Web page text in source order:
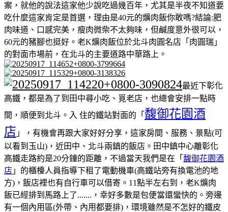
案，就他的說法這家他少說吃過幾百年，尤其是半夜不知道要
吃什麼這家肯定是首選，理由是40元的爌肉飯你敢嗎?結論:肥
肉味道、口感完美，瘦肉微柴不太夠味，但鹹度意外很可以，
60元的豬腳也挺好。老K爌肉飯位於北斗肉圓名店「肉圓瑞」
的對面市場前，在北斗的主要道路中華路上。
最近下彰化
高鐵，都是為了到田中尋小吃、覓老店，也總會安排一點時
間，順便到北斗。入 住的鐵站對面的「 馥御花園酒
店 」，有機會再跟大家好好分享，這家房間、服務、景點(可
以看到玉山)，近田中、北斗兩鎮的飯店。田中鎮中心離彰化
高鐵走路約是20分鐘的距離，不過當天我們是在「 馥御花園酒
店 」的櫃檯人員指導下租了電動機車(高鐵站旁有換電池的地
方)，飯店裡也有自行車可以借寄。 11點半左右到，老K爌肉
飯已經排到馬路上了.......，幸好多數是包便當還蠻快的。 旁邊
有一個內用區(外帶、內用都要排)，環境雖然是不怎好的鐵皮